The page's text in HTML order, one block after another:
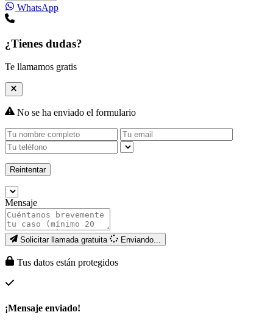
WhatsApp
¿Tienes dudas?
Te llamamos gratis
No se ha enviado el formulario
Reintentar
Mensaje
Solicitar llamada gratuita Enviando...
Tus datos están protegidos
¡Mensaje enviado!